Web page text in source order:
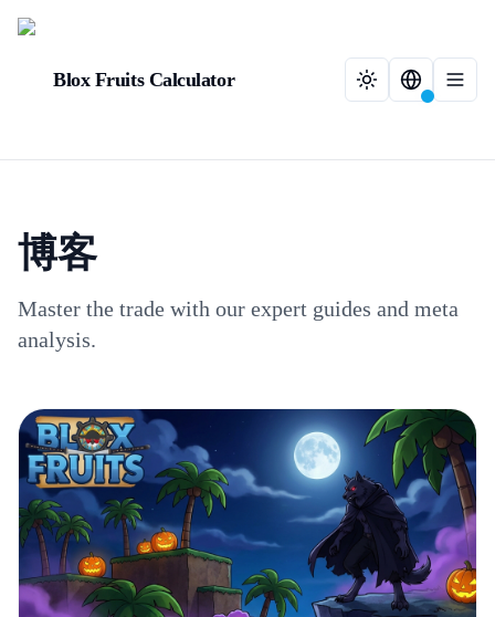
Blox Fruits Calculator
博客
Master the trade with our expert guides and meta
analysis.